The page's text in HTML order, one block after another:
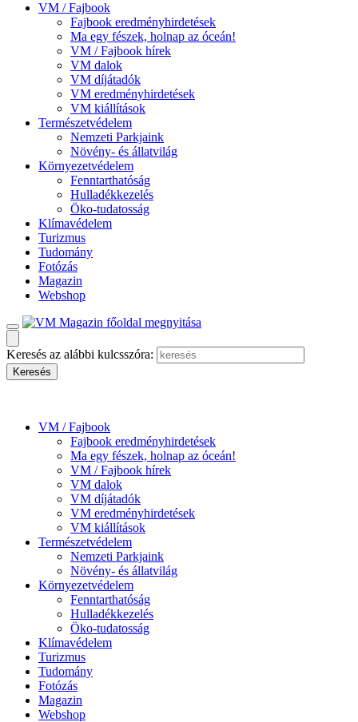
VM / Fajbook
Fajbook eredményhirdetések
Ma egy fészek, holnap az óceán!
VM / Fajbook hírek
VM dalok
VM díjátadók
VM eredményhirdetések
VM kiállítások
Természetvédelem
Nemzeti Parkjaink
Növény- és állatvilág
Környezetvédelem
Fenntarthatóság
Hulladékkezelés
Öko-tudatosság
Klímavédelem
Turizmus
Tudomány
Fotózás
Magazin
Webshop
Keresés az alábbi kulcsszóra:
VM / Fajbook
Fajbook eredményhirdetések
Ma egy fészek, holnap az óceán!
VM / Fajbook hírek
VM dalok
VM díjátadók
VM eredményhirdetések
VM kiállítások
Természetvédelem
Nemzeti Parkjaink
Növény- és állatvilág
Környezetvédelem
Fenntarthatóság
Hulladékkezelés
Öko-tudatosság
Klímavédelem
Turizmus
Tudomány
Fotózás
Magazin
Webshop